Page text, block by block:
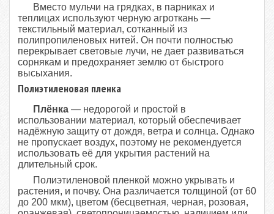
Вместо мульчи на грядках, в парниках и
теплицах используют черную агроткань —
текстильный материал, сотканный из
полипропиленовых нитей. Он почти полностью
перекрывает световые лучи, не дает развиваться
сорнякам и предохраняет землю от быстрого
высыхания.
Полиэтиленовая пленка
Плёнка— недорогой и простой в
использовании материал, который обеспечивает
надёжную защиту от дождя, ветра и солнца. Однако
не пропускает воздух, поэтому не рекомендуется
использовать её для укрытия растений на
длительный срок.
Полиэтиленовой пленкой можно укрывать и
растения, и почву. Она различается толщиной (от 60
до 200 мкм), цветом (бесцветная, черная, розовая,